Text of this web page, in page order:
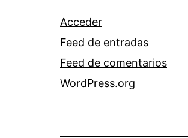
Acceder
Feed de entradas
Feed de comentarios
WordPress.org